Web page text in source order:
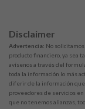
Disclaimer
Advertencia: No
producto financiero, ya sea
avísenos a través del
toda la información lo más
diferir de la información
proveedores de servicios
que no tenemos alianzas,